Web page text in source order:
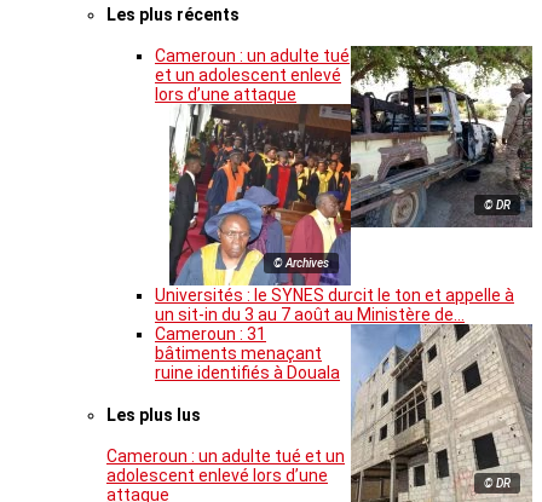
Les plus récents
© DR
Cameroun : un adulte tué
et un adolescent enlevé
lors d’une attaque
© Archives
Universités : le SYNES durcit le ton et appelle à
un sit-in du 3 au 7 août au Ministère de…
© DR
Cameroun : 31
bâtiments menaçant
ruine identifiés à Douala
Les plus lus
Cameroun : un adulte tué et un
adolescent enlevé lors d’une
attaque